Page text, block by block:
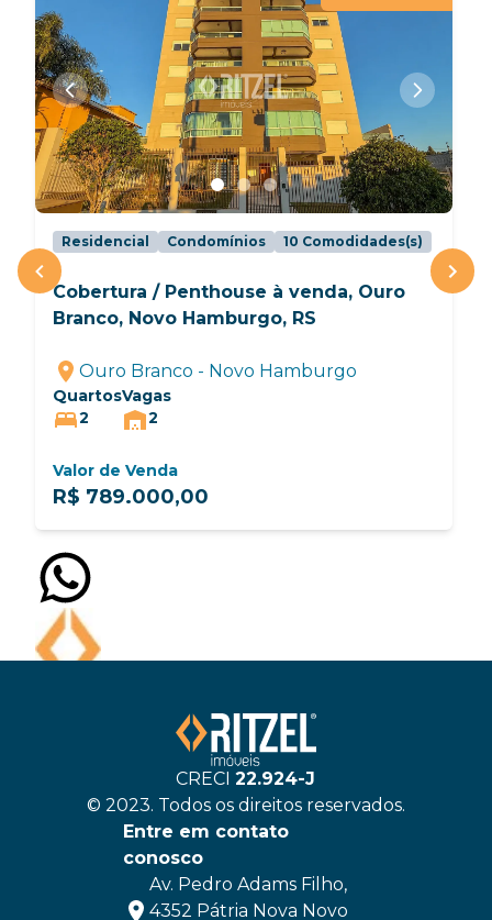
Residencial Condomínios 10 Comodidades(s)
Cobertura / Penthouse à venda, Ouro
Branco, Novo Hamburgo, RS
Ouro Branco - Novo Hamburgo
Quartos
2
Vagas
2
Valor de Venda
R$ 789.000,00
CRECI 22.924-J
© 2023. Todos os direitos reservados.
Entre em contato
conosco
Av. Pedro Adams Filho,
4352 Pátria Nova Novo